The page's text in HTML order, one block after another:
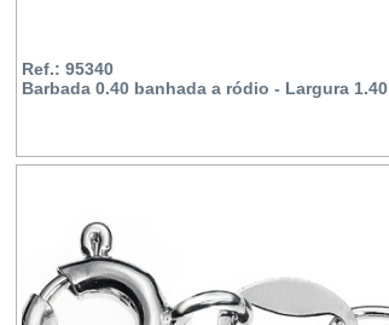
Ref.: 95340
Barbada 0.40 banhada a ródio - Largura 1.40